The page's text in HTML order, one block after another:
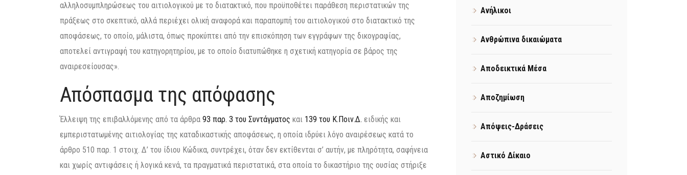
αλληλοσυμπληρώσεως του αιτιολογικού με το διατακτικό, που προϋποθέτει παράθεση περιστατικών της
πράξεως στο σκεπτικό, αλλά περιέχει ολική αναφορά και παραπομπή του αιτιολογικού στο διατακτικό της
αποφάσεως, το οποίο, μάλιστα, όπως προκύπτει από την επισκόπηση των εγγράφων της δικογραφίας,
αποτελεί αντιγραφή του κατηγορητηρίου, με το οποίο διατυπώθηκε η σχετική κατηγορία σε βάρος της
αναιρεσείουσας».
Απόσπασμα της απόφασης
Έλλειψη της επιβαλλόμενης από τα άρθρα 93 παρ. 3 του Συντάγματος και 139 του Κ.Ποιν.Δ. ειδικής και
εμπεριστατωμένης αιτιολογίας της καταδικαστικής αποφάσεως, η οποία ιδρύει λόγο αναιρέσεως κατά το
άρθρο 510 παρ. 1 στοιχ. Δ’ του ίδιου Κώδικα, συντρέχει, όταν δεν εκτίθενται σ’ αυτήν, με πληρότητα, σαφήνεια
και χωρίς αντιφάσεις ή λογικά κενά, τα πραγματικά περιστατικά, στα οποία το δικαστήριο της ουσίας στήριξε
Ανήλικοι
Ανθρώπινα δικαιώματα
Αποδεικτικά Μέσα
Αποζημίωση
Απόψεις-Δράσεις
Αστικό Δίκαιο